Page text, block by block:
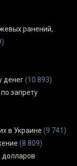
ранений,
денег(10 893)
запрету
в Украине (9 741)
(8 809)